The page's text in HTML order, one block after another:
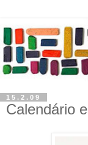
15.2.09
Calendário